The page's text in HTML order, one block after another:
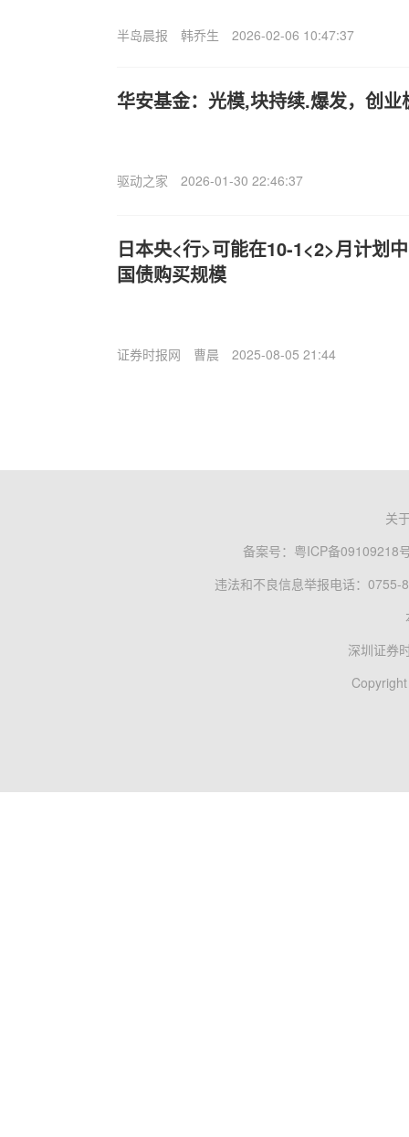
半岛晨报 韩乔生 2026-02-06 10:47:37
华安基金：光模,块持续.爆发，创
驱动之家 2026-01-30 22:46:37
日本央<行>可能在10-1<2>月计划
国债购买规模
证券时报网 曹晨 2025-08-05 21:44
关
备案号： 粤ICP备09109218
违法和不良信息举报电话：0755-
深圳证券